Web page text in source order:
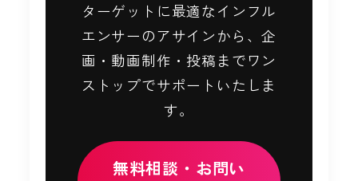
ターゲットに最適なインフル
エンサーのアサインから、企
画・動画制作・投稿までワン
ストップでサポートいたしま
す。
無料相談・お問い